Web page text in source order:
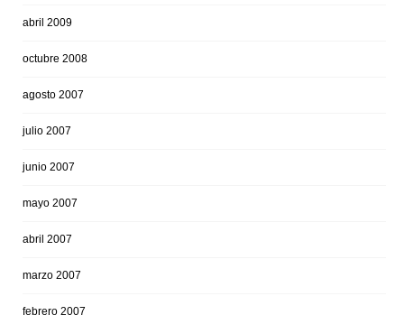
abril 2009
octubre 2008
agosto 2007
julio 2007
junio 2007
mayo 2007
abril 2007
marzo 2007
febrero 2007